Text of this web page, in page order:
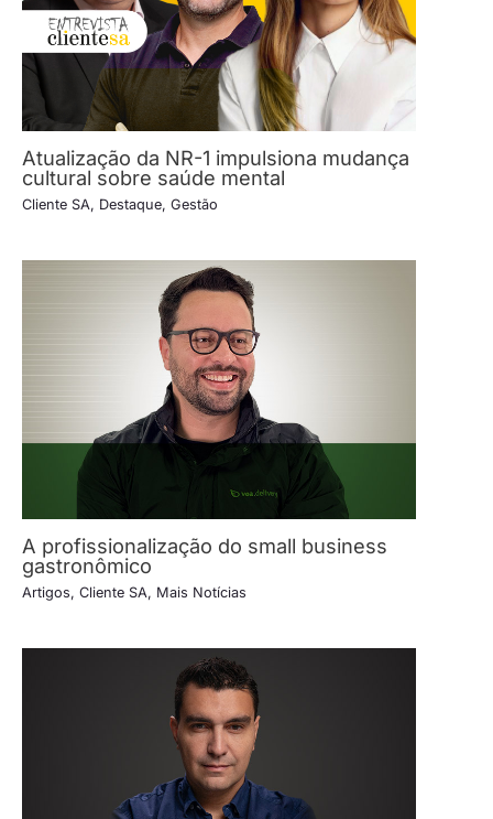
Atualização da NR-1 impulsiona mudança
cultural sobre saúde mental
Cliente SA, Destaque, Gestão
A profissionalização do small business
gastronômico
Artigos, Cliente SA, Mais Notícias